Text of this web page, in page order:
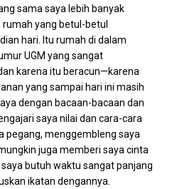
sama saya lebih banyak
yang betul-betul
hari. Itu rumah di dalam
UGM yang sangat
karena itu beracun—karena
yang sampai hari ini masih
dengan bacaan-bacaan dan
saya nilai dan cara-cara
pegang, menggembleng saya
juga memberi saya cinta
butuh waktu sangat panjang
ikatan dengannya.